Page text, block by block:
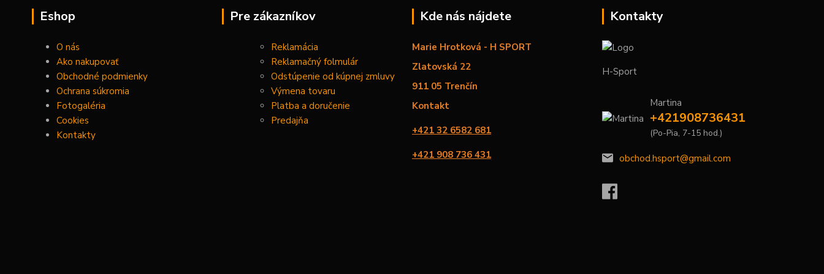
Eshop
O nás
Ako nakupovať
Obchodné podmienky
Ochrana súkromia
Fotogaléria
Cookies
Kontakty
Pre zákazníkov
Reklamácia
Reklamačný folmulár
Odstúpenie od kúpnej zmluvy
Výmena tovaru
Platba a doručenie
Predajňa
Kde nás nájdete
Marie Hrotková - H SPORT
Zlatovská 22
911 05 Trenčín
Kontakt
+421 32 6582 681
+421 908 736 431
Kontakty
H-Sport
Martina
+421908736431
(Po-Pia, 7-15 hod.)
obchod.hsport@gmail.com